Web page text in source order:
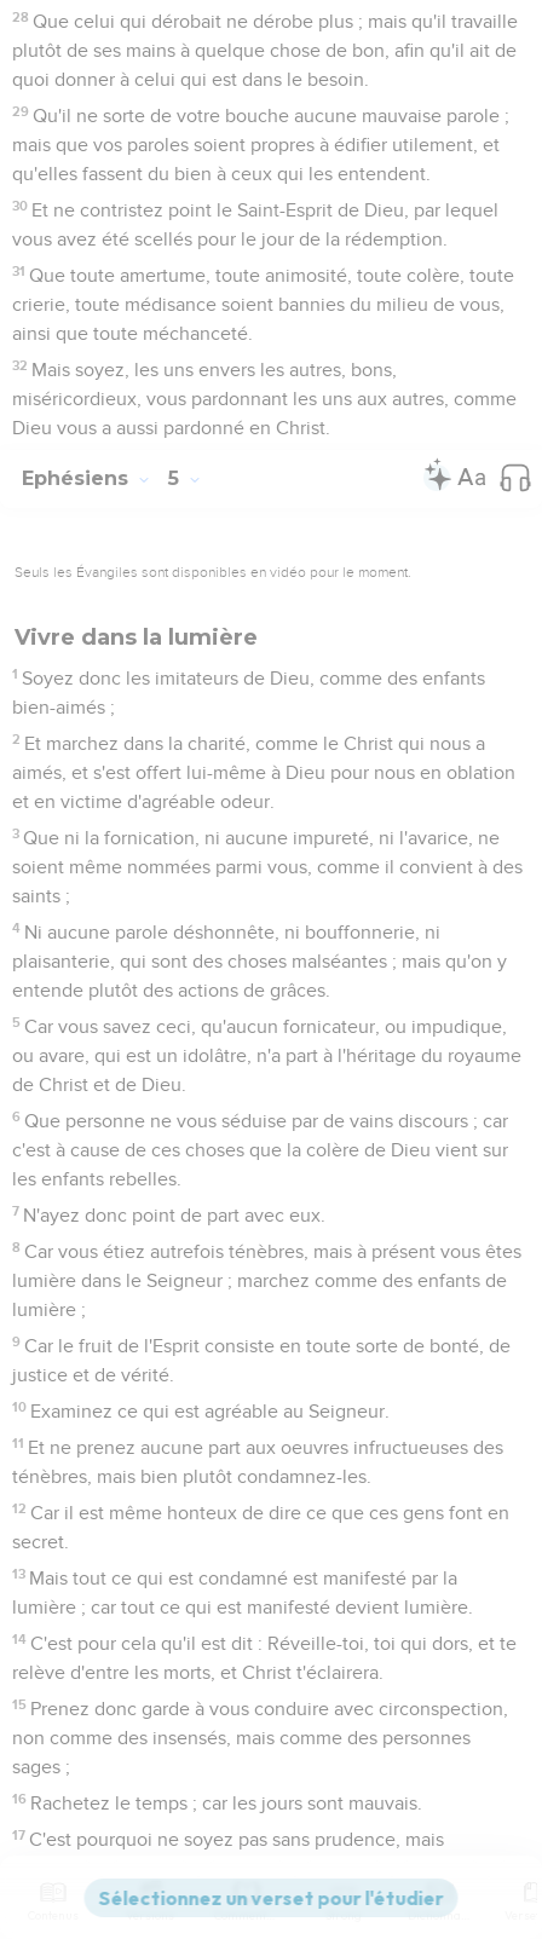
28 Que celui qui dérobait ne dérobe plus ; mais qu'il travaille
plutôt de ses mains à quelque chose de bon, afin qu'il ait de
quoi donner à celui qui est dans le besoin.
29 Qu'il ne sorte de votre bouche aucune mauvaise parole ;
mais que vos paroles soient propres à édifier utilement, et
qu'elles fassent du bien à ceux qui les entendent.
30 Et ne contristez point le Saint-Esprit de Dieu, par lequel
vous avez été scellés pour le jour de la rédemption.
31 Que toute amertume, toute animosité, toute colère, toute
crierie, toute médisance soient bannies du milieu de vous,
ainsi que toute méchanceté.
32 Mais soyez, les uns envers les autres, bons,
miséricordieux, vous pardonnant les uns aux autres, comme
Dieu vous a aussi pardonné en Christ.
Ephésiens 5
Seuls les Évangiles sont disponibles en vidéo pour le moment.
Vivre dans la lumière
1 Soyez donc les imitateurs de Dieu, comme des enfants
bien-aimés ;
2 Et marchez dans la charité, comme le Christ qui nous a
aimés, et s'est offert lui-même à Dieu pour nous en oblation
et en victime d'agréable odeur.
3 Que ni la fornication, ni aucune impureté, ni l'avarice, ne
soient même nommées parmi vous, comme il convient à des
saints ;
4 Ni aucune parole déshonnête, ni bouffonnerie, ni
plaisanterie, qui sont des choses malséantes ; mais qu'on y
entende plutôt des actions de grâces.
5 Car vous savez ceci, qu'aucun fornicateur, ou impudique,
ou avare, qui est un idolâtre, n'a part à l'héritage du royaume
de Christ et de Dieu.
6 Que personne ne vous séduise par de vains discours ; car
c'est à cause de ces choses que la colère de Dieu vient sur
les enfants rebelles.
7 N'ayez donc point de part avec eux.
8 Car vous étiez autrefois ténèbres, mais à présent vous êtes
lumière dans le Seigneur ; marchez comme des enfants de
lumière ;
9 Car le fruit de l'Esprit consiste en toute sorte de bonté, de
justice et de vérité.
10 Examinez ce qui est agréable au Seigneur.
11 Et ne prenez aucune part aux oeuvres infructueuses des
ténèbres, mais bien plutôt condamnez-les.
12 Car il est même honteux de dire ce que ces gens font en
secret.
13 Mais tout ce qui est condamné est manifesté par la
lumière ; car tout ce qui est manifesté devient lumière.
14 C'est pour cela qu'il est dit : Réveille-toi, toi qui dors, et te
relève d'entre les morts, et Christ t'éclairera.
15 Prenez donc garde à vous conduire avec circonspection,
non comme des insensés, mais comme des personnes
sages ;
16 Rachetez le temps ; car les jours sont mauvais.
17 C'est pourquoi ne soyez pas sans prudence, mais
Ne vous enivrez point de vin, qui mène au dérèglement ;
Versions Commentaires Strong